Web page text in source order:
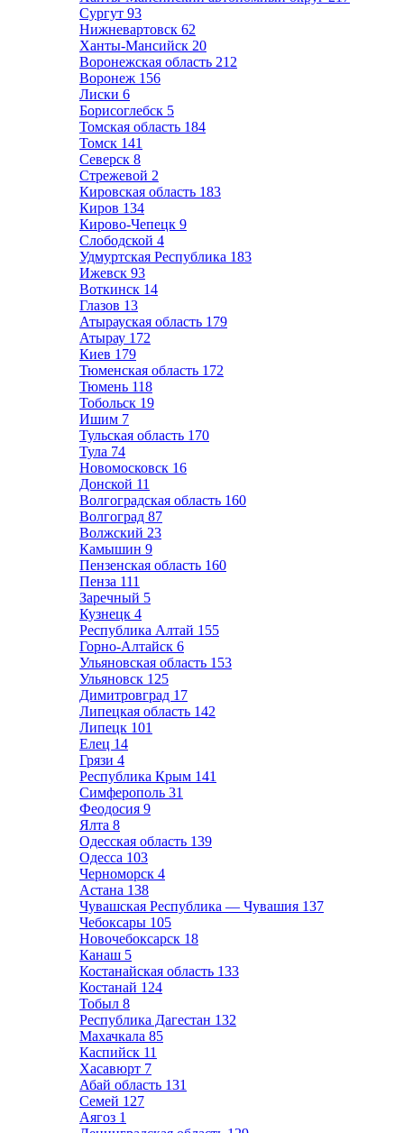
Сургут 93
Нижневартовск 62
Ханты-Мансийск 20
Воронежская область 212
Воронеж 156
Лиски 6
Борисоглебск 5
Томская область 184
Томск 141
Северск 8
Стрежевой 2
Кировская область 183
Киров 134
Кирово-Чепецк 9
Слободской 4
Удмуртская Республика 183
Ижевск 93
Воткинск 14
Глазов 13
Атырауская область 179
Атырау 172
Киев 179
Тюменская область 172
Тюмень 118
Тобольск 19
Ишим 7
Тульская область 170
Тула 74
Новомосковск 16
Донской 11
Волгоградская область 160
Волгоград 87
Волжский 23
Камышин 9
Пензенская область 160
Пенза 111
Заречный 5
Кузнецк 4
Республика Алтай 155
Горно-Алтайск 6
Ульяновская область 153
Ульяновск 125
Димитровград 17
Липецкая область 142
Липецк 101
Елец 14
Грязи 4
Республика Крым 141
Симферополь 31
Феодосия 9
Ялта 8
Одесская область 139
Одесса 103
Черноморск 4
Астана 138
Чувашская Республика — Чувашия 137
Чебоксары 105
Новочебоксарск 18
Канаш 5
Костанайская область 133
Костанай 124
Тобыл 8
Республика Дагестан 132
Махачкала 85
Каспийск 11
Хасавюрт 7
Абай область 131
Семей 127
Аягоз 1